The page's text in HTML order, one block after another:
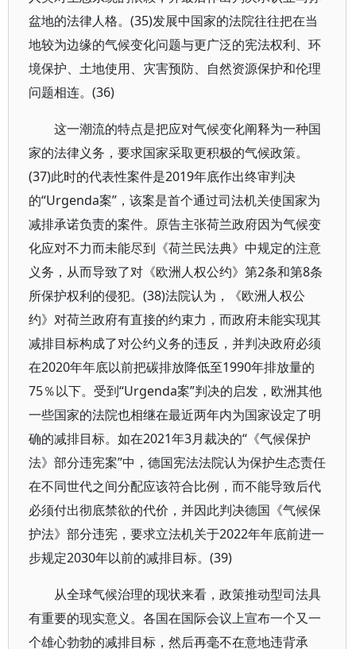
盆地的法律人格。(35)发展中国家的法院往往把在当
地较为边缘的气候变化问题与更广泛的宪法权利、环
境保护、土地使用、灾害预防、自然资源保护和伦理
问题相连。(36)
这一潮流的特点是把应对气候变化阐释为一种国
家的法律义务，要求国家采取更积极的气候政策。
(37)此时的代表性案件是2019年底作出终审判决
的“Urgenda案”，该案是首个通过司法机关使国家为
减排承诺负责的案件。原告主张荷兰政府因为气候变
化应对不力而未能尽到《荷兰民法典》中规定的注意
义务，从而导致了对《欧洲人权公约》第2条和第8条
所保护权利的侵犯。(38)法院认为，《欧洲人权公
约》对荷兰政府有直接的约束力，而政府未能实现其
减排目标构成了对公约义务的违反，并判决政府必须
在2020年年底以前把碳排放降低至1990年排放量的
75％以下。受到“Urgenda案”判决的启发，欧洲其他
一些国家的法院也相继在最近两年内为国家设定了明
确的减排目标。如在2021年3月裁决的“《气候保护
法》部分违宪案”中，德国宪法法院认为保护生态责任
在不同世代之间分配应该符合比例，而不能导致后代
必须付出彻底禁欲的代价，并因此判决德国《气候保
护法》部分违宪，要求立法机关于2022年年底前进一
步规定2030年以前的减排目标。(39)
从全球气候治理的现状来看，政策推动型司法具
有重要的现实意义。各国在国际会议上宣布一个又一
个雄心勃勃的减排目标，然后再毫不在意地违背承